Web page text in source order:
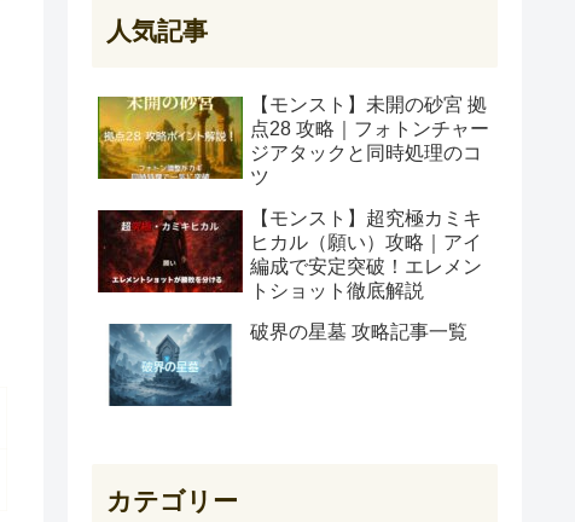
人気記事
【モンスト】未開の砂宮 拠
点28 攻略｜フォトンチャー
ジアタックと同時処理のコ
ツ
【モンスト】超究極カミキ
ヒカル（願い）攻略｜アイ
編成で安定突破！エレメン
トショット徹底解説
破界の星墓 攻略記事一覧
カテゴリー